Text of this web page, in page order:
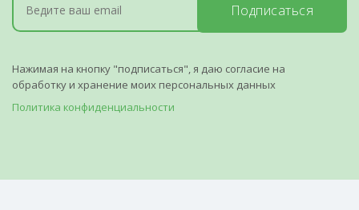
Подписаться
Нажимая на кнопку "подписаться", я даю согласие на
обработку и хранение моих персональных данных
Политика конфиденциальности